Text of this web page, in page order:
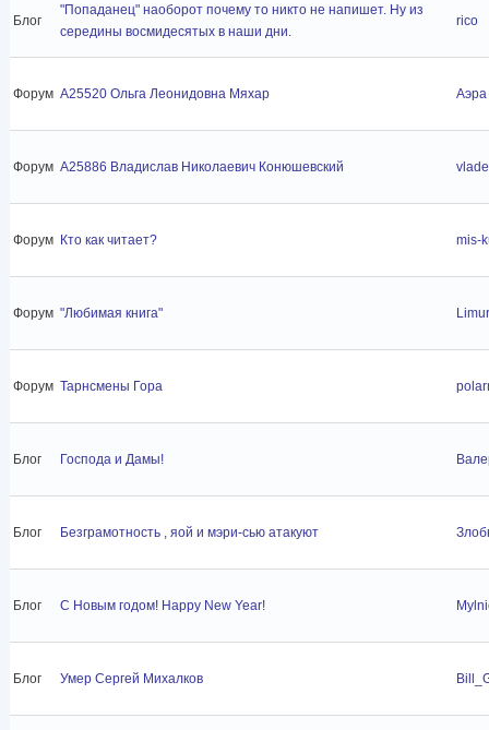
Блог
"Попаданец" наоборот почему то никто не напишет. Ну из
середины восмидесятых в наши дни.
rico
Форум A25520 Ольга Леонидовна Мяхар Аэра
Форум A25886 Владислав Николаевич Конюшевский
Форум Кто как читает? mis-
Форум "Любимая книга" Limur
Форум Тарнсмены Гора
Блог Господа и Дамы!
Блог Безграмотность , яой и мэри-сью атакуют
Блог C Новым годом! Happy New Year!
Блог Умер Сергей Михалков